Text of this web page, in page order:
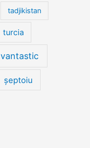
tadjikistan
turcia
vantastic
șeptoiu